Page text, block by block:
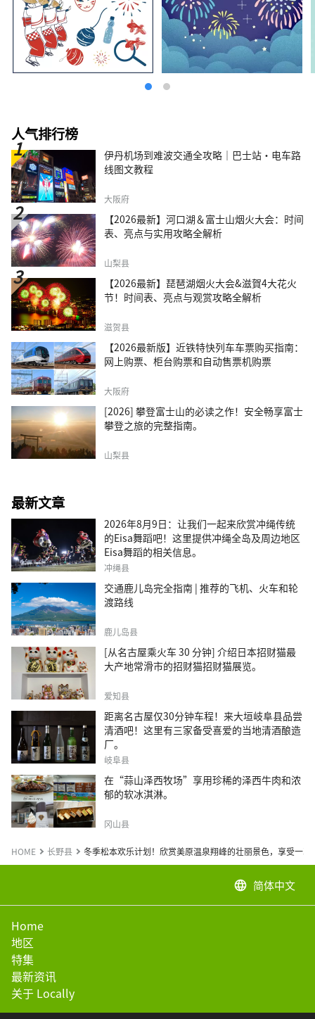
人气排行榜
伊丹机场到难波交通全攻略｜巴士站・电车路
线图文教程
大阪府
【2026最新】河口湖＆富士山烟火大会：时间
表、亮点与实用攻略全解析
山梨县
【2026最新】琵琶湖烟火大会&滋賀4大花火
节！时间表、亮点与观赏攻略全解析
滋贺县
【2026最新版】近铁特快列车车票购买指南：
网上购票、柜台购票和自动售票机购票
大阪府
[2026] 攀登富士山的必读之作！安全畅享富士
攀登之旅的完整指南。
山梨县
最新文章
2026年8月9日：让我们一起来欣赏冲绳传统
的Eisa舞蹈吧！这里提供冲绳全岛及周边地区
Eisa舞蹈的相关信息。
冲绳县
交通鹿儿岛完全指南 | 推荐的飞机、火车和轮
渡路线
鹿儿岛县
[从名古屋乘火车 30 分钟] 介绍日本招财猫最
大产地常滑市的招财猫招财猫展览。
爱知县
距离名古屋仅30分钟车程！来大垣岐阜县品尝
清酒吧！这里有三家备受喜爱的当地清酒酿造
厂。
岐阜县
在“蒜山泽西牧场”享用珍稀的泽西牛肉和浓
郁的软冰淇淋。
冈山县
HOME 长野县 冬季松本欢乐计划！欣赏美原温泉翔峰的壮丽景色，享受一次
language 简体中文
Home
地区
特集
最新资讯
关于 Locally